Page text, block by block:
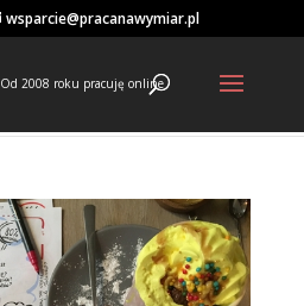
wsparcie@pracanawymiar.pl
Od 2008 roku pracuję online